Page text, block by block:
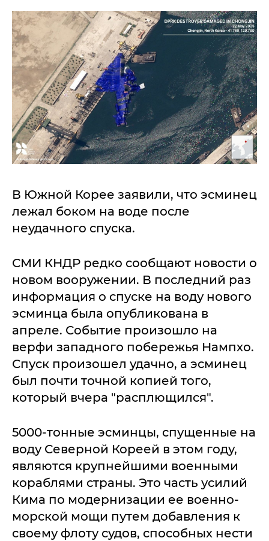
В Южной Корее заявили, что эсминец
лежал боком на воде после
неудачного спуска.
СМИ КНДР редко сообщают новости о
новом вооружении. В последний раз
информация о спуске на воду нового
эсминца была опубликована в
апреле. Событие произошло на
верфи западного побережья Нампхо.
Спуск произошел удачно, а эсминец
был почти точной копией того,
который вчера "расплющился".
5000-тонные эсминцы, спущенные на
воду Северной Кореей в этом году,
являются крупнейшими военными
кораблями страны. Это часть усилий
Кима по модернизации ее военно-
морской мощи путем добавления к
своему флоту судов, способных нести